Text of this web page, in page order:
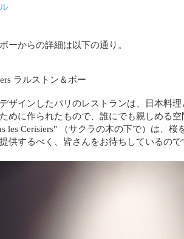
ーからの詳細は以下の通り。
ラルストン＆ボー
ザインしたパリのレストランは、日本料
めに作られたもので、誰にでも親しめる
les Cerisiers" （サクラの木の下で）は、桜
供するべく、皆さんをお待ちしているので